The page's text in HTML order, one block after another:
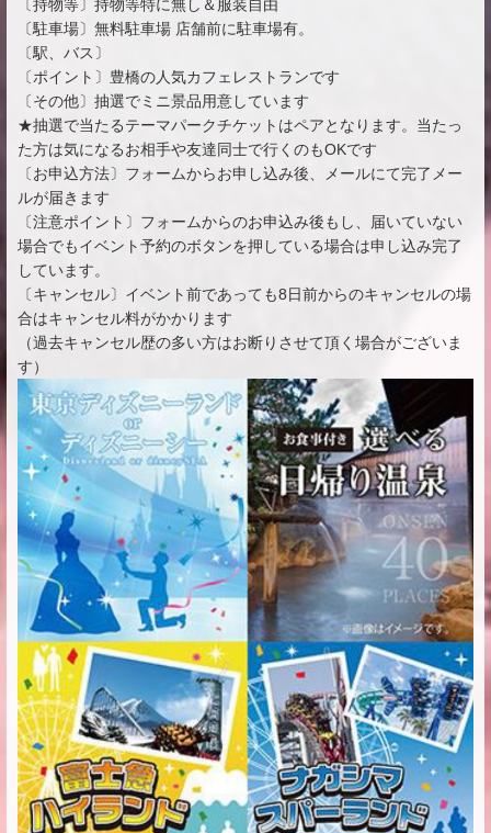
〔持物等〕持物等特に無し＆服装自由
〔駐車場〕無料駐車場 店舗前に駐車場有。
〔駅、バス〕
〔ポイント〕豊橋の人気カフェレストランです
〔その他〕抽選でミニ景品用意しています
★抽選で当たるテーマパークチケットはペアとなります。当たっ
た方は気になるお相手や友達同士で行くのもOKです
〔お申込方法〕フォームからお申し込み後、メールにて完了メー
ルが届きます
〔注意ポイント〕フォームからのお申込み後もし、届いていない
場合でもイベント予約のボタンを押している場合は申し込み完了
しています。
〔キャンセル〕イベント前であっても8日前からのキャンセルの場
合はキャンセル料がかかります
（過去キャンセル歴の多い方はお断りさせて頂く場合がございま
す）